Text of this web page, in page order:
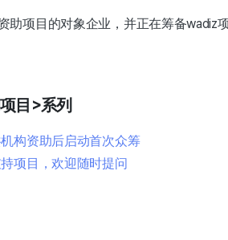
助项目的对象企业，并正在筹备wadiz项
目>系列
构资助后启动首次众筹
项目，欢迎随时提问